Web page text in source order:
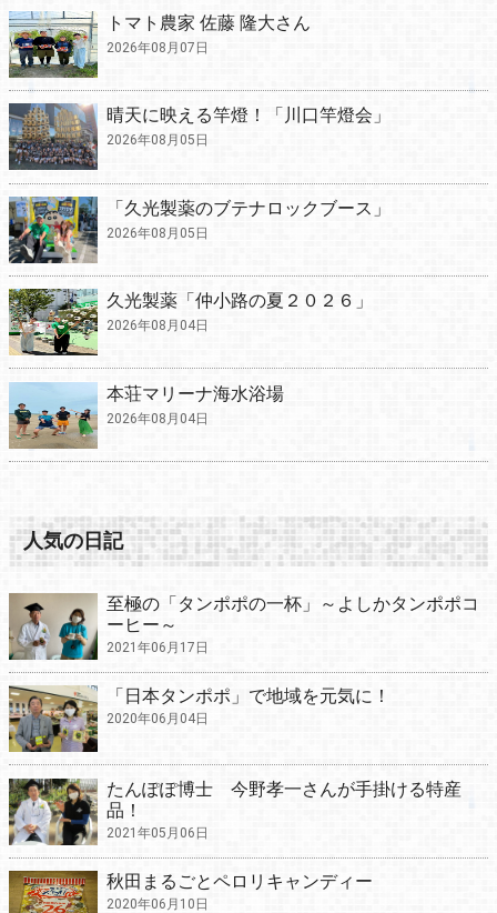
トマト農家 佐藤 隆大さん
2026年08月07日
晴天に映える竿燈！「川口竿燈会」
2026年08月05日
「久光製薬のブテナロックブース」
2026年08月05日
久光製薬「仲小路の夏２０２６」
2026年08月04日
本荘マリーナ海水浴場
2026年08月04日
人気の日記
至極の「タンポポの一杯」～よしかタンポポコ
ーヒー～
2021年06月17日
「日本タンポポ」で地域を元気に！
2020年06月04日
たんぽぽ博士 今野孝一さんが手掛ける特産
品！
2021年05月06日
秋田まるごとペロリキャンディー
2020年06月10日